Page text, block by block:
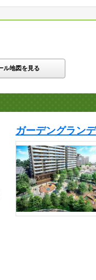
ル地図を見る
ガーデングラン